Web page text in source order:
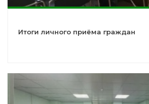
Итоги личного приёма граждан